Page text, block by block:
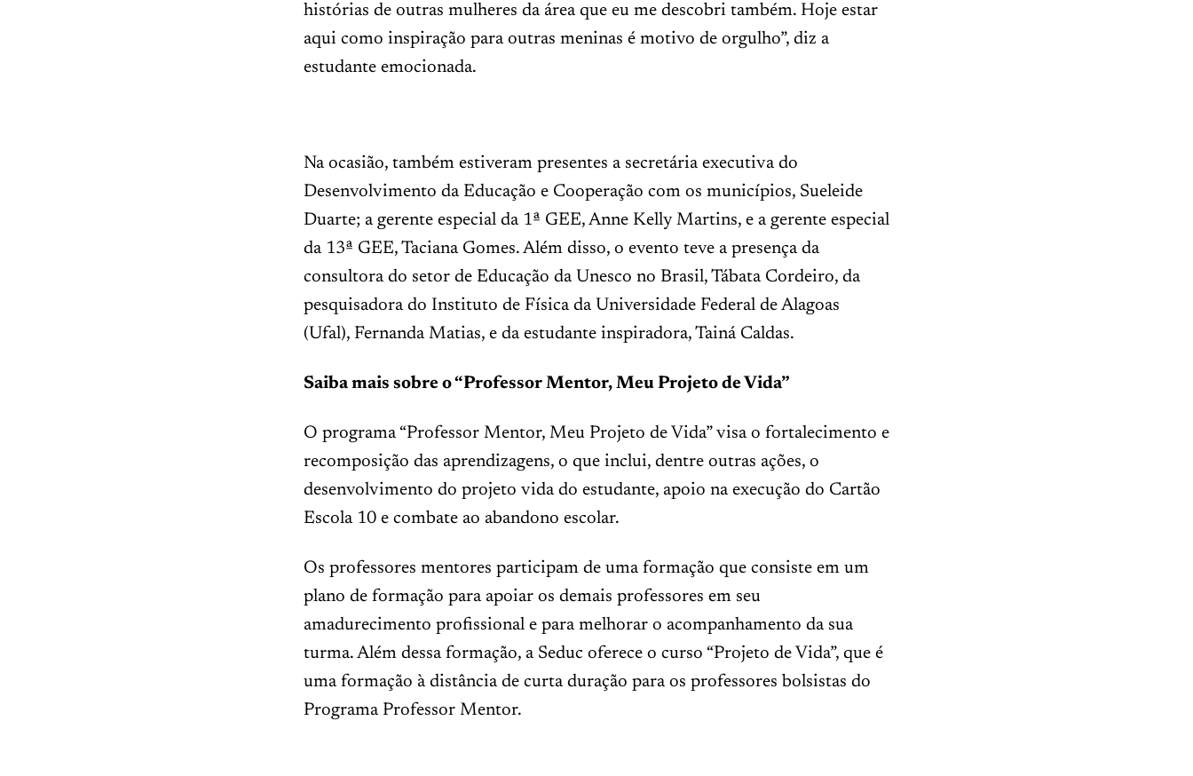
histórias de outras mulheres da área que eu me descobri também. Hoje estar
aqui como inspiração para outras meninas é motivo de orgulho”, diz a
estudante emocionada.
Na ocasião, também estiveram presentes a secretária executiva do
Desenvolvimento da Educação e Cooperação com os municípios, Sueleide
Duarte; a gerente especial da 1ª GEE, Anne Kelly Martins, e a gerente especial
da 13ª GEE, Taciana Gomes. Além disso, o evento teve a presença da
consultora do setor de Educação da Unesco no Brasil, Tábata Cordeiro, da
pesquisadora do Instituto de Física da Universidade Federal de Alagoas
(Ufal), Fernanda Matias, e da estudante inspiradora, Tainá Caldas.
Saiba mais sobre o “Professor Mentor, Meu Projeto de Vida”
O programa “Professor Mentor, Meu Projeto de Vida” visa o fortalecimento e
recomposição das aprendizagens, o que inclui, dentre outras ações, o
desenvolvimento do projeto vida do estudante, apoio na execução do Cartão
Escola 10 e combate ao abandono escolar.
Os professores mentores participam de uma formação que consiste em um
plano de formação para apoiar os demais professores em seu
amadurecimento profissional e para melhorar o acompanhamento da sua
turma. Além dessa formação, a Seduc oferece o curso “Projeto de Vida”, que é
uma formação à distância de curta duração para os professores bolsistas do
Programa Professor Mentor.